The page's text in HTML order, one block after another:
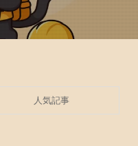
人気記事